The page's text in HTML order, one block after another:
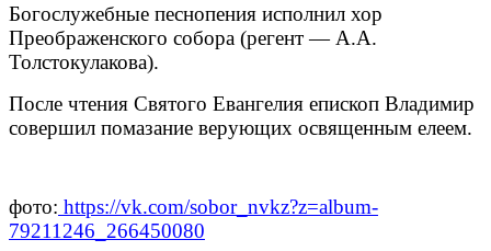
Богослужебные песнопения исполнил хор
Преображенского собора (регент — А.А.
Толстокулакова).
После чтения Святого Евангелия епископ Владимир
совершил помазание верующих освященным елеем.
фото: https://vk.com/sobor_nvkz?z=album-
79211246_266450080